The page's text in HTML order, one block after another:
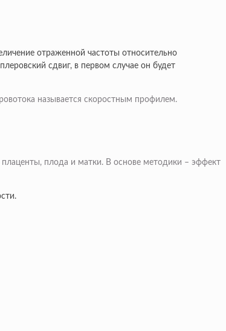
отраженной частоты относительно
сдвиг, в первом случае он будет
называется скоростным профилем.
плода и матки. В основе методики – эффект